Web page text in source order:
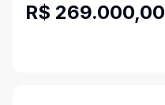
R$ 269.000,00